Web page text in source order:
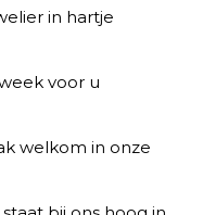
in hartje
voor u
welkom in onze